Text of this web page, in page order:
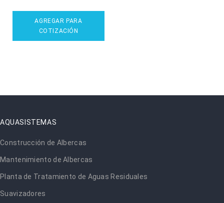
AGREGAR PARA
COTIZACIÓN
AQUASISTEMAS
Construcción de Albercas
Mantenimiento de Albercas
Planta de Tratamiento de Aguas Residuales
Suavizadores